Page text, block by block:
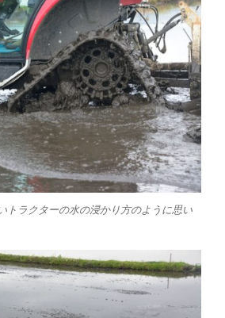
トラクターの水の浸かり方のように思い